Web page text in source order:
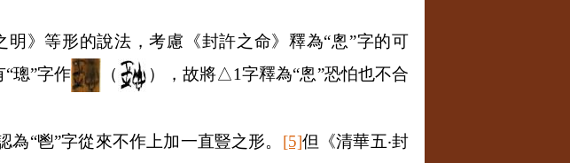
》等形的說法，考慮《封許之命》釋為“悤”字的可
“璁”字作 （ ），故將△1字釋為“悤”恐怕也不合
“鬯”字從來不作上加一直豎之形。 [5]但《清華五‧封